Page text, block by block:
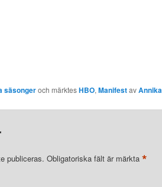
säsongeroch märktesHBO, ManifestavAnnika
publiceras. Obligatoriska fält är märkta *